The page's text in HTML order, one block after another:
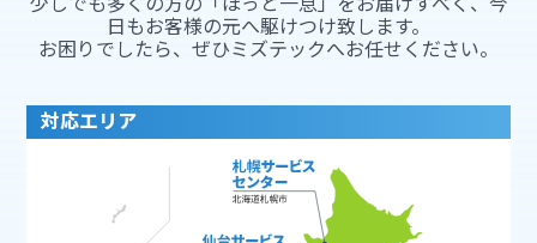
日もお客様の元へ駆けつけ致します。
お困りでしたら、ぜひミズテックへお任せください。
対応エリア